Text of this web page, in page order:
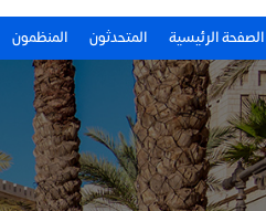
الصفحة الرئيسية المتحدثون المنظمون